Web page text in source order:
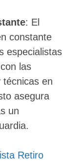
: El
constante
especialistas
las
técnicas en
asegura
un
Retiro